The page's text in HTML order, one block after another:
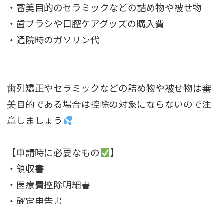
・審美目的のセラミックなどの詰め物や被せ物
・歯ブラシや口腔ケアグッズの購入費
・通院時のガソリン代
歯列矯正やセラミックなどの詰め物や被せ物は審
美目的である場合は控除の対象にならないので注
意しましょう
【申請時に必要なもの
】
・領収書
・医療費控除明細書
・確定申告書